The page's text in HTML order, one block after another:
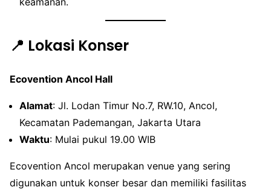
📍 Lokasi Konser
Ecovention Ancol Hall
Alamat: Jl. Lodan Timur No.7, RW.10, Ancol,
Kecamatan Pademangan, Jakarta Utara
Waktu: Mulai pukul 19.00 WIB
Ecovention Ancol merupakan venue yang sering
digunakan untuk konser besar dan memiliki fasilitas